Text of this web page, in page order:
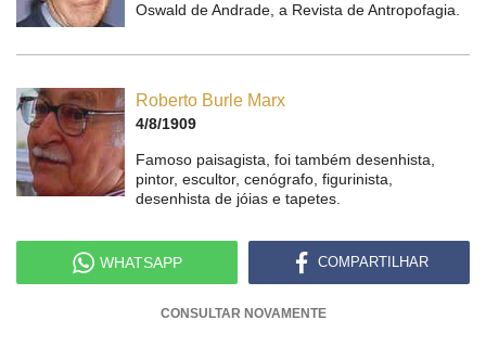
Oswald de Andrade, a Revista de Antropofagia.
Roberto Burle Marx
4/8/1909
Famoso paisagista, foi também desenhista,
pintor, escultor, cenógrafo, figurinista,
desenhista de jóias e tapetes.
WHATSAPP COMPARTILHAR
CONSULTAR NOVAMENTE